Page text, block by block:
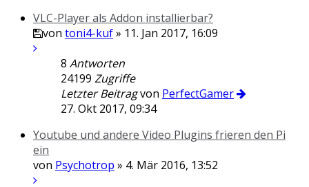
VLC-Player als Addon installierbar?
von toni4-kuf» 11. Jan 2017, 16:09
8 Antworten
24199 Zugriffe
Letzter Beitragvon PerfectGamer
27. Okt 2017, 09:34
Youtube und andere Video Plugins frieren den Pi
ein
von Psychotrop » 4. Mär 2016, 13:52